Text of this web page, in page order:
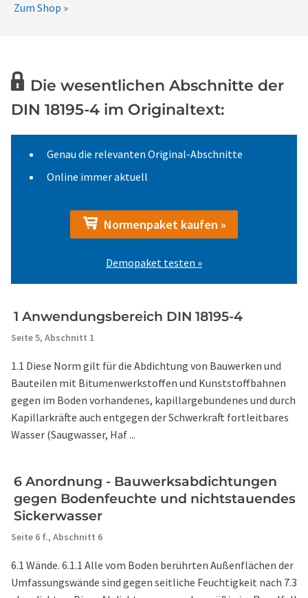
Zum Shop »
Die wesentlichen Abschnitte der
DIN 18195-4 im Originaltext:
Genau die relevanten Original-Abschnitte
Online immer aktuell
Normenpaket kaufen »
Demopaket testen »
1 Anwendungsbereich DIN 18195-4
Seite 5, Abschnitt 1
1.1 Diese Norm gilt für die Abdichtung von Bauwerken und
Bauteilen mit Bitumenwerkstoffen und Kunststoffbahnen
gegen im Boden vorhandenes, kapillargebundenes und durch
Kapillarkräfte auch entgegen der Schwerkraft fortleitbares
Wasser (Saugwasser, Haf ...
6 Anordnung - Bauwerksabdichtungen
gegen Bodenfeuchte und nichtstauendes
Sickerwasser
Seite 6 f., Abschnitt 6
6.1 Wände. 6.1.1 Alle vom Boden berührten Außenflächen der
Umfassungswände sind gegen seitliche Feuchtigkeit nach 7.3